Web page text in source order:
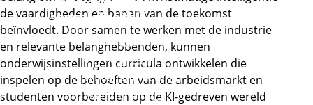
gastvrijheid
Externe link
Groen
Externe link
Voeding
Externe link
Winkelambacht
Externe link
Gastvrijheid
Externe link
de vaardigheden en banen van de toekomst
beïnvloedt. Door samen te werken met de industrie
en relevante belanghebbenden, kunnen
onderwijsinstellingen curricula ontwikkelen die
inspelen op de behoeften van de arbeidsmarkt en
studenten voorbereiden op de KI-gedreven wereld